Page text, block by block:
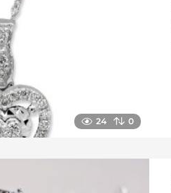
24 0